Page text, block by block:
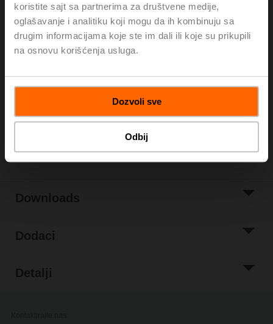
koristite sajt sa partnerima za društvene medije,
oglašavanje i analitiku koji mogu da ih kombinuju sa
drugim informacijama koje ste im dali ili koje su prikupili
na osnovu korišćenja usluga.
Dozvoli sve
Odbij
Fast running rotary actuator, 5 Nm, AC/DC 24 V,
Open/close, 3-point, 35 s, Form fit 8x8 mm, IP54
Kataloška cena
Add to Cart
List
Dodaci
Detalji